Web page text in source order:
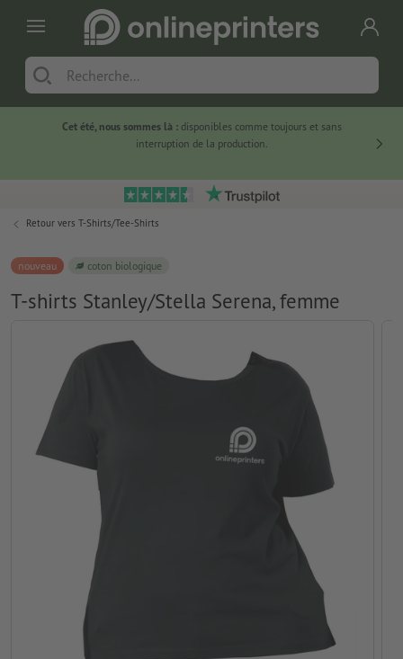
Cet été, nous sommes là :disponibles comme toujours et sans
interruption de la production.
Retour vers T-Shirts/Tee-Shirts
nouveau coton biologique
T-shirts Stanley/Stella Serena, femme